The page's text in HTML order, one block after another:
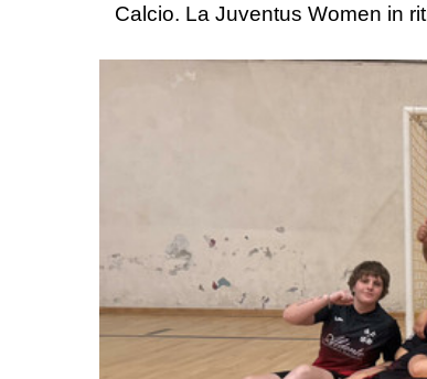
Calcio. La Juventus Women in